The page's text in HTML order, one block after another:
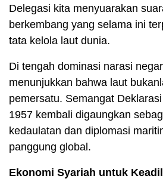
Delegasi kita menyuarakan
berkembang yang selama ini
tata kelola laut dunia.
Di tengah dominasi narasi
menunjukkan bahwa laut
pemersatu. Semangat
1957 kembali digaungkan
kedaulatan dan diplomasi
panggung global.
Ekonomi Syariah untuk